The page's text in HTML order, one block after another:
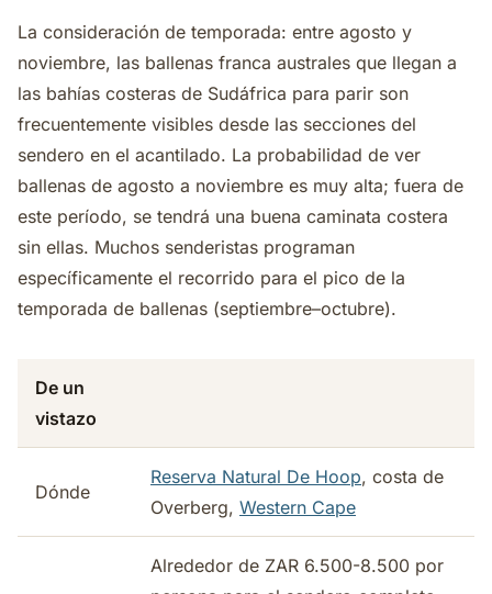
La consideración de temporada: entre agosto y
noviembre, las ballenas franca australes que llegan a
las bahías costeras de Sudáfrica para parir son
frecuentemente visibles desde las secciones del
sendero en el acantilado. La probabilidad de ver
ballenas de agosto a noviembre es muy alta; fuera de
este período, se tendrá una buena caminata costera
sin ellas. Muchos senderistas programan
específicamente el recorrido para el pico de la
temporada de ballenas (septiembre–octubre).
De un
vistazo
Dónde
Reserva Natural De Hoop, costa de
Overberg, Western Cape
Alrededor de ZAR 6.500-8.500 por